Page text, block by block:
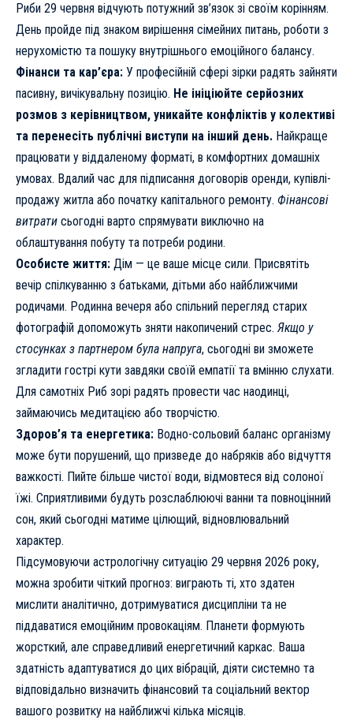
Риби 29 червня відчують потужний зв’язок зі своїм корінням.
День пройде під знаком вирішення сімейних питань, роботи з
нерухомістю та пошуку внутрішнього емоційного балансу.
Фінанси та кар’єра: У професійній сфері зірки радять зайняти
пасивну, вичікувальну позицію. Не ініціюйте серйозних
розмов з керівництвом, уникайте конфліктів у колективі
та перенесіть публічні виступи на інший день. Найкраще
працювати у віддаленому форматі, в комфортних домашніх
умовах. Вдалий час для підписання договорів оренди, купівлі-
продажу житла або початку капітального ремонту. Фінансові
витрати сьогодні варто спрямувати виключно на
облаштування побуту та потреби родини.
Особисте життя: Дім — це ваше місце сили. Присвятіть
вечір спілкуванню з батьками, дітьми або найближчими
родичами. Родинна вечеря або спільний перегляд старих
фотографій допоможуть зняти накопичений стрес. Якщо у
стосунках з партнером була напруга, сьогодні ви зможете
згладити гострі кути завдяки своїй емпатії та вмінню слухати.
Для самотніх Риб зорі радять провести час наодинці,
займаючись медитацією або творчістю.
Здоров’я та енергетика: Водно-сольовий баланс організму
може бути порушений, що призведе до набряків або відчуття
важкості. Пийте більше чистої води, відмовтеся від солоної
їжі. Сприятливими будуть розслаблюючі ванни та повноцінний
сон, який сьогодні матиме цілющий, відновлювальний
характер.
Підсумовуючи астрологічну ситуацію 29 червня 2026 року,
можна зробити чіткий прогноз: виграють ті, хто здатен
мислити аналітично, дотримуватися дисципліни та не
піддаватися емоційним провокаціям. Планети формують
жорсткий, але справедливий енергетичний каркас. Ваша
здатність адаптуватися до цих вібрацій, діяти системно та
відповідально визначить фінансовий та соціальний вектор
вашого розвитку на найближчі кілька місяців.